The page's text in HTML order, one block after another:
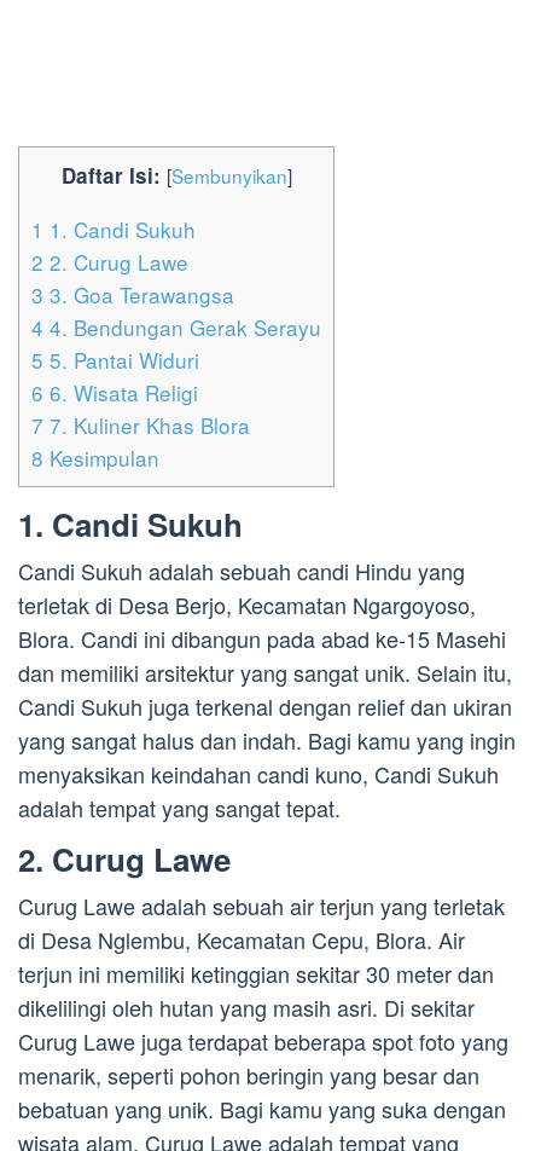
Daftar Isi: [Sembunyikan]
1 1. Candi Sukuh
2 2. Curug Lawe
3 3. Goa Terawangsa
4 4. Bendungan Gerak Serayu
5 5. Pantai Widuri
6 6. Wisata Religi
7 7. Kuliner Khas Blora
8 Kesimpulan
1. Candi Sukuh
Candi Sukuh adalah sebuah candi Hindu yang
terletak di Desa Berjo, Kecamatan Ngargoyoso,
Blora. Candi ini dibangun pada abad ke-15 Masehi
dan memiliki arsitektur yang sangat unik. Selain itu,
Candi Sukuh juga terkenal dengan relief dan ukiran
yang sangat halus dan indah. Bagi kamu yang ingin
menyaksikan keindahan candi kuno, Candi Sukuh
adalah tempat yang sangat tepat.
2. Curug Lawe
Curug Lawe adalah sebuah air terjun yang terletak
di Desa Nglembu, Kecamatan Cepu, Blora. Air
terjun ini memiliki ketinggian sekitar 30 meter dan
dikelilingi oleh hutan yang masih asri. Di sekitar
Curug Lawe juga terdapat beberapa spot foto yang
menarik, seperti pohon beringin yang besar dan
bebatuan yang unik. Bagi kamu yang suka dengan
wisata alam, Curug Lawe adalah tempat yang